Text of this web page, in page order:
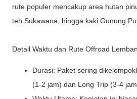
rute populer mencakup area hutan
teh Sukawana, hingga kaki Gunung
Detail Waktu dan Rute Offroad
Durasi: Paket sering
(1-2 jam) dan Long Trip (3-4